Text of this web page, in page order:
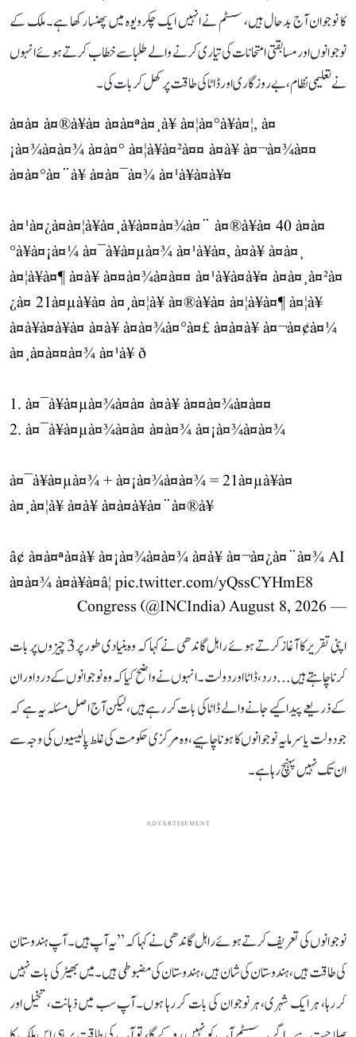
کا نوجوان آج بدحال ہیں، سسٹم نے انہیں ایک چکرویوہ میں پھنسا رکھا ہے۔ ملک کے
نوجوانوں اور مسابقتی امتحانات کی تیاری کرنے والے طلبا سے خطاب کرتے ہوئے انہوں
نے تعلیمی نظام، بے روزگاری اور ڈاٹا کی طاقت پر کھل کر بات کی۔
à¤à¤ à¤®à¥à¤ à¤à¤ªà¤¸à¥ à¤¦à¤°à¥à¤¦, à¤
¡à¤¾à¤à¤¾ à¤à¤° à¤¦à¥à¤²à¤¤ à¤à¥ à¤¬à¤¾à¤¤
à¤à¤°à¤¨à¥ à¤à¤¯à¤¾ à¤¹à¥à¤à¥¤
à¤¹à¤¿à¤à¤¦à¥à¤¸à¥à¤¤à¤¾à¤¨ à¤®à¥à¤ 40 à¤à¤
°à¥à¤¡à¤¼ à¤¯à¥à¤µà¤¾ à¤¹à¥à¤, à¤à¥ à¤à¤¸
à¤¦à¥à¤¶ à¤à¥ à¤¤à¤¾à¤à¤¤ à¤¹à¥à¤à¥¤ à¤à¤¸à¤²à¤
¿à¤ 21à¤µà¥à¤ à¤¸à¤¦à¥ à¤®à¥à¤ à¤¦à¥à¤¶ à¤¦à¥
à¤à¥à¤à¥à¤ à¤à¥ à¤à¤¾à¤°à¤£ à¤à¤à¥ à¤¬à¤¢à¤¼
à¤¸à¤à¤¤à¤¾ à¤¹à¥ ð
1. à¤¯à¥à¤µà¤¾à¤à¤ à¤à¥ à¤¤à¤¾à¤à¤¤
2. à¤¯à¥à¤µà¤¾à¤à¤ à¤à¤¾ à¤¡à¤¾à¤à¤¾
à¤¯à¥à¤µà¤¾ + à¤¡à¤¾à¤à¤¾ = 21à¤µà¥à¤
à¤¸à¤¦à¥ à¤à¥ à¤à¤à¥à¤¨à¤®à¥
â¢ à¤à¤ªà¤à¥ à¤¡à¤¾à¤à¤¾ à¤à¥ à¤¬à¤¿à¤¨à¤¾ AI
à¤à¤¾ à¤à¥à¤â¦ pic.twitter.com/yQssCYHmE8
— Congress (@INCIndia)
August 8, 2026
اپنی تقریر کا آغاز کرتے ہوئے راہل گاندھی نے کہا کہ وہ بنیادی طور پر 3 چیزوں پر بات
کرنا چاہتے ہیں... درد، ڈاٹا اور دولت۔ انہوں نے واضح کیا کہ وہ نوجوانوں کے درد اور ان
کے ذریعے پیدا کیے جانے والے ڈاٹا کی بات کر رہے ہیں، لیکن آج اصل مسئلہ یہ ہے کہ
جو دولت یا سرمایہ نوجوانوں کا ہونا چاہیے، وہ مرکزی حکومت کی غلط پالیسیوں کی وجہ سے
ان تک نہیں پہنچ رہا ہے۔
ADVERTISEMENT
نوجوانوں کی تعریف کرتے ہوئے راہل گاندھی نے کہا کہ ’’یہ آپ ہیں۔ آپ ہندوستان
کی طاقت ہیں، ہندوستان کی شان ہیں، ہندوستان کی مضبوطی ہیں۔ میں بھیڑ کی بات نہیں
کر رہا، ہر ایک شہری، ہر نوجوان کی بات کر رہا ہوں۔ آپ سب میں ذہانت، تخیل اور